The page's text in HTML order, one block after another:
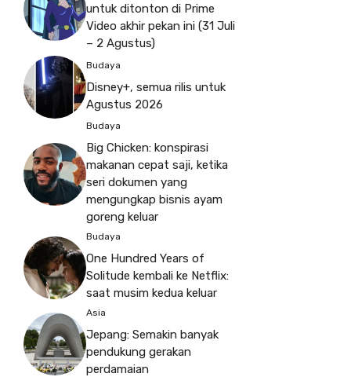
untuk ditonton di Prime
Video akhir pekan ini (31 Juli
– 2 Agustus)
Budaya
Disney+, semua rilis untuk
Agustus 2026
Budaya
Big Chicken: konspirasi
makanan cepat saji, ketika
seri dokumen yang
mengungkap bisnis ayam
goreng keluar
Budaya
One Hundred Years of
Solitude kembali ke Netflix:
saat musim kedua keluar
Asia
Jepang: Semakin banyak
pendukung gerakan
perdamaian